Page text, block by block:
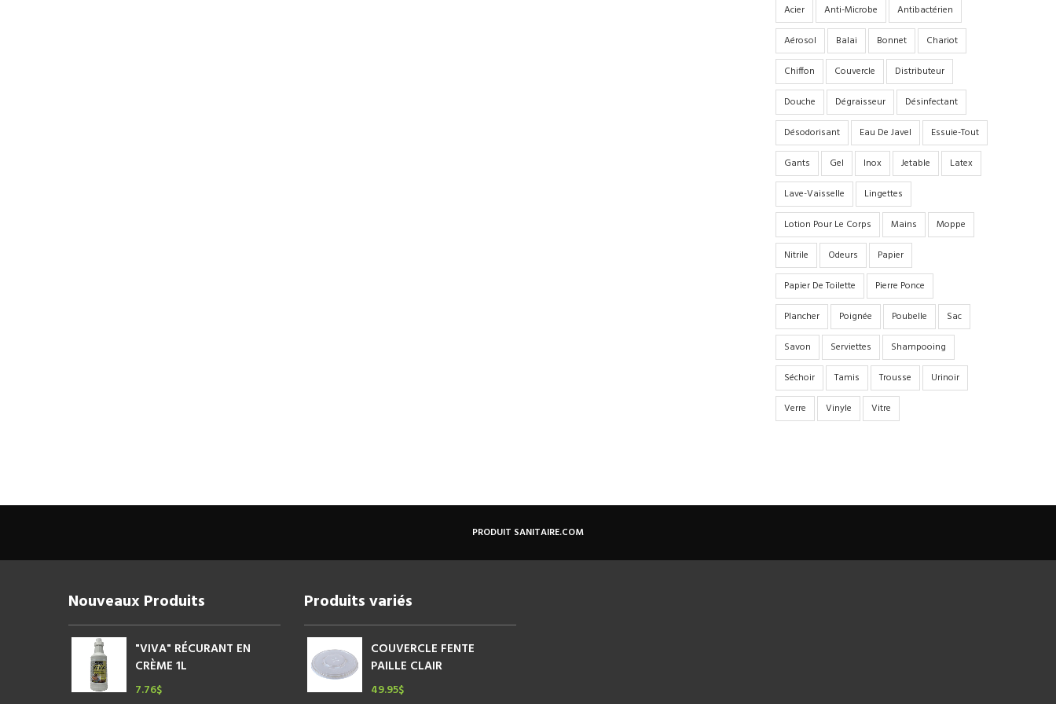
Acier Anti-Microbe
Antibactérien
Aérosol
Balai Bonnet
Chariot
Chiffon
Couvercle
Distributeur
Douche
Dégraisseur
Désinfectant
Désodorisant
Eau De Javel
Essuie-Tout
Gants
Gel Inox Jetable
Latex
Lave-Vaisselle
Lingettes
Lotion Pour Le Corps
Mains
Moppe
Nitrile
Odeurs
Papier
Papier De Toilette
Pierre Ponce
Plancher
Poignée Poubelle
Sac
Savon
Serviettes
Shampooing
Séchoir
Tamis Trousse
Urinoir
Verre
Vinyle Vitre
PRODUIT SANITAIRE.COM
Nouveaux Produits
"VIVA" RÉCURANT EN
CRÈME 1L
7.76$
Produits variés
COUVERCLE FENTE
PAILLE CLAIR
49.95$